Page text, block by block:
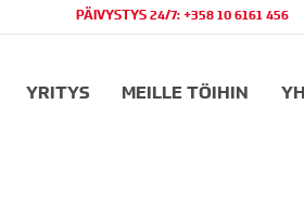
PÄIVYSTYS 24/7: +358 10 6161 456
YRITYS MEILLE TÖIHIN